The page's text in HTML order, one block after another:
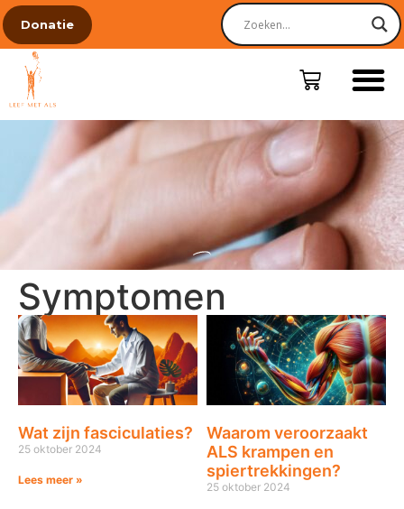
Donatie
Symptomen
Wat zijn fasciculaties?
25 oktober 2024
Lees meer »
Waarom veroorzaakt
ALS krampen en
spiertrekkingen?
25 oktober 2024